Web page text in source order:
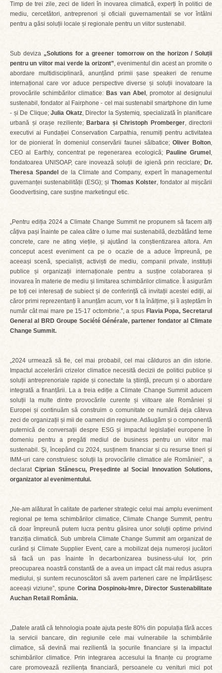
Timp de trei zile, zeci de lideri în inovarea climatică, experți în politici de
mediu, cercetători, antreprenori și oficiali guvernamentali se vor întâlni
pentru a găsi soluții locale și regionale pentru un viitor sustenabil.
Sub deviza„Solutions for a greener tomorrow on the horizon / Soluții
pentru un viitor mai verde la orizont”, evenimentul din acest an promite o
abordare multidisciplinară, anunțând primii șase speakeri de renume
internațional care vor aduce perspective diverse și soluții inovatoare la
provocările schimbărilor climatice: Bas van Abel , promotor al designului
sustenabil, fondator al Fairphone - cel mai sustenabil smartphone din lume
- și De Clique;Julia Okatz, Director la Systemiq, specializată în planificare
urbană și orașe reziliente; Barbara și Christoph Promberger, directorii
executivi ai Fundației Conservation Carpathia, renumiți pentru activitatea
lor de pionierat în domeniul conservării faunei sălbatice;Oliver Bolton,
CEO al Earthly, concentrat pe regenerarea ecologică; Pauline Grumel ,
fondatoarea UNISOAP, care inovează soluții de igienă prin reciclare; Dr.
Theresa Spandel de la Climate and Company, expert în managementul
guvernanței sustenabilității (ESG); și Thomas Kolster, fondator al mișcării
Goodvertising, care susține marketingul etic.
„Pentru ediția 2024 a Climate Change Summit ne propunem să facem alți
câțiva pași înainte pe calea către o lume mai sustenabilă, dezbătând teme
concrete, care ne ating viețile, și ajutând la conștientizarea altora. Am
conceput acest eveniment ca pe o ocazie de a aduce împreună, pe
aceeași scenă, specialiști, activiști de mediu, companii private, instituții
publice și organizații internaționale pentru a susține colaborarea și
inovarea în materie de mediu și limitarea schimbărilor climatice. Îi asigurăm
pe toți cei interesați de subiect și de conferință că invitații acestei ediții, ai
căror primi reprezentanți îi anunțăm acum, vor fi la înălțime, și îi așteptăm în
număr cât mai mare pe 15-17 octombrie.”, a spus Flavia Popa, Secretarul
General al BRD Groupe Société Générale, partener fondator al Climate
Change Summit.
„2024 urmează să fie, cel mai probabil, cel mai călduros an din istorie.
Impactul accelerării crizelor climatice necesită decizii de politici publice și
soluții antreprenoriale rapide și conectate la știință, precum și o abordare
integrată a finanțării. La a treia ediție a Climate Change Summit aducem
soluții la multe dintre provocările curente și viitoare ale României și
Europei și continuăm să construim o comunitate ce numără deja câteva
zeci de organizații și mii de oameni din regiune. Adăugăm și o componentă
puternică de conversații despre ESG și impactul legislației europene în
domeniu pentru a pregăti mediul de business pentru un viitor mai
sustenabil. Și, începând cu 2024, susținem financiar și cu resurse tineri și
IMM-uri care construiesc soluții la provocările climatice ale României”, a
declaratCiprian Stănescu, Președinte al Social Innovation Solutions,
organizator al evenimentului.
„Ne-am alăturat în calitate de partener strategic celui mai amplu eveniment
regional pe tema schimbărilor climatice, Climate Change Summit, pentru
că doar împreună putem lucra pentru găsirea unor soluții optime privind
tranziția climatică. Sub umbrela Climate Change Summit am organizat de
curând și Climate Supplier Event, care a mobilizat deja numeroși jucători
să facă un pas înainte în decarbonizarea business-ului lor, prin
preocuparea noastră constantă de a avea un impact cât mai redus asupra
mediului, și suntem recunoscători să avem parteneri care ne împărtășesc
aceeași viziune”, spune Corina Dospinoiu-Imre, Director Sustenabilitate
Auchan Retail România.
„Datele arată că tehnologia poate ajuta peste 80% din populația fără acces
la servicii bancare, din regiunile cele mai vulnerabile la schimbările
climatice, să devină mai rezilientă la șocurile financiare și la impactul
schimbărilor climatice. Prin integrarea accesului la finanțe cu programe
care promovează reziliența financiară, persoanele cu venituri mici pot